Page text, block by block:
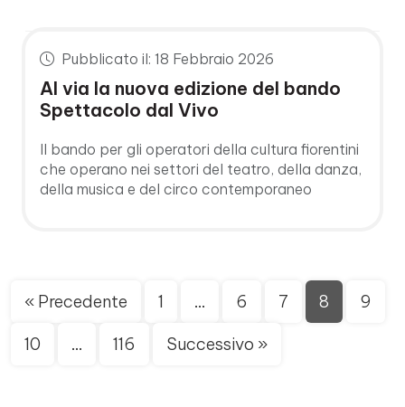
Pubblicato il: 18 Febbraio 2026
Al via la nuova edizione del bando
Spettacolo dal Vivo
Il bando per gli operatori della cultura fiorentini
che operano nei settori del teatro, della danza,
della musica e del circo contemporaneo
« Precedente 1 … 6 7 8 9
10 … 116 Successivo »